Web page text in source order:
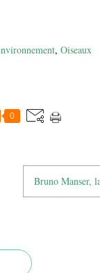
, Oiseaux
0
Bruno Manser,